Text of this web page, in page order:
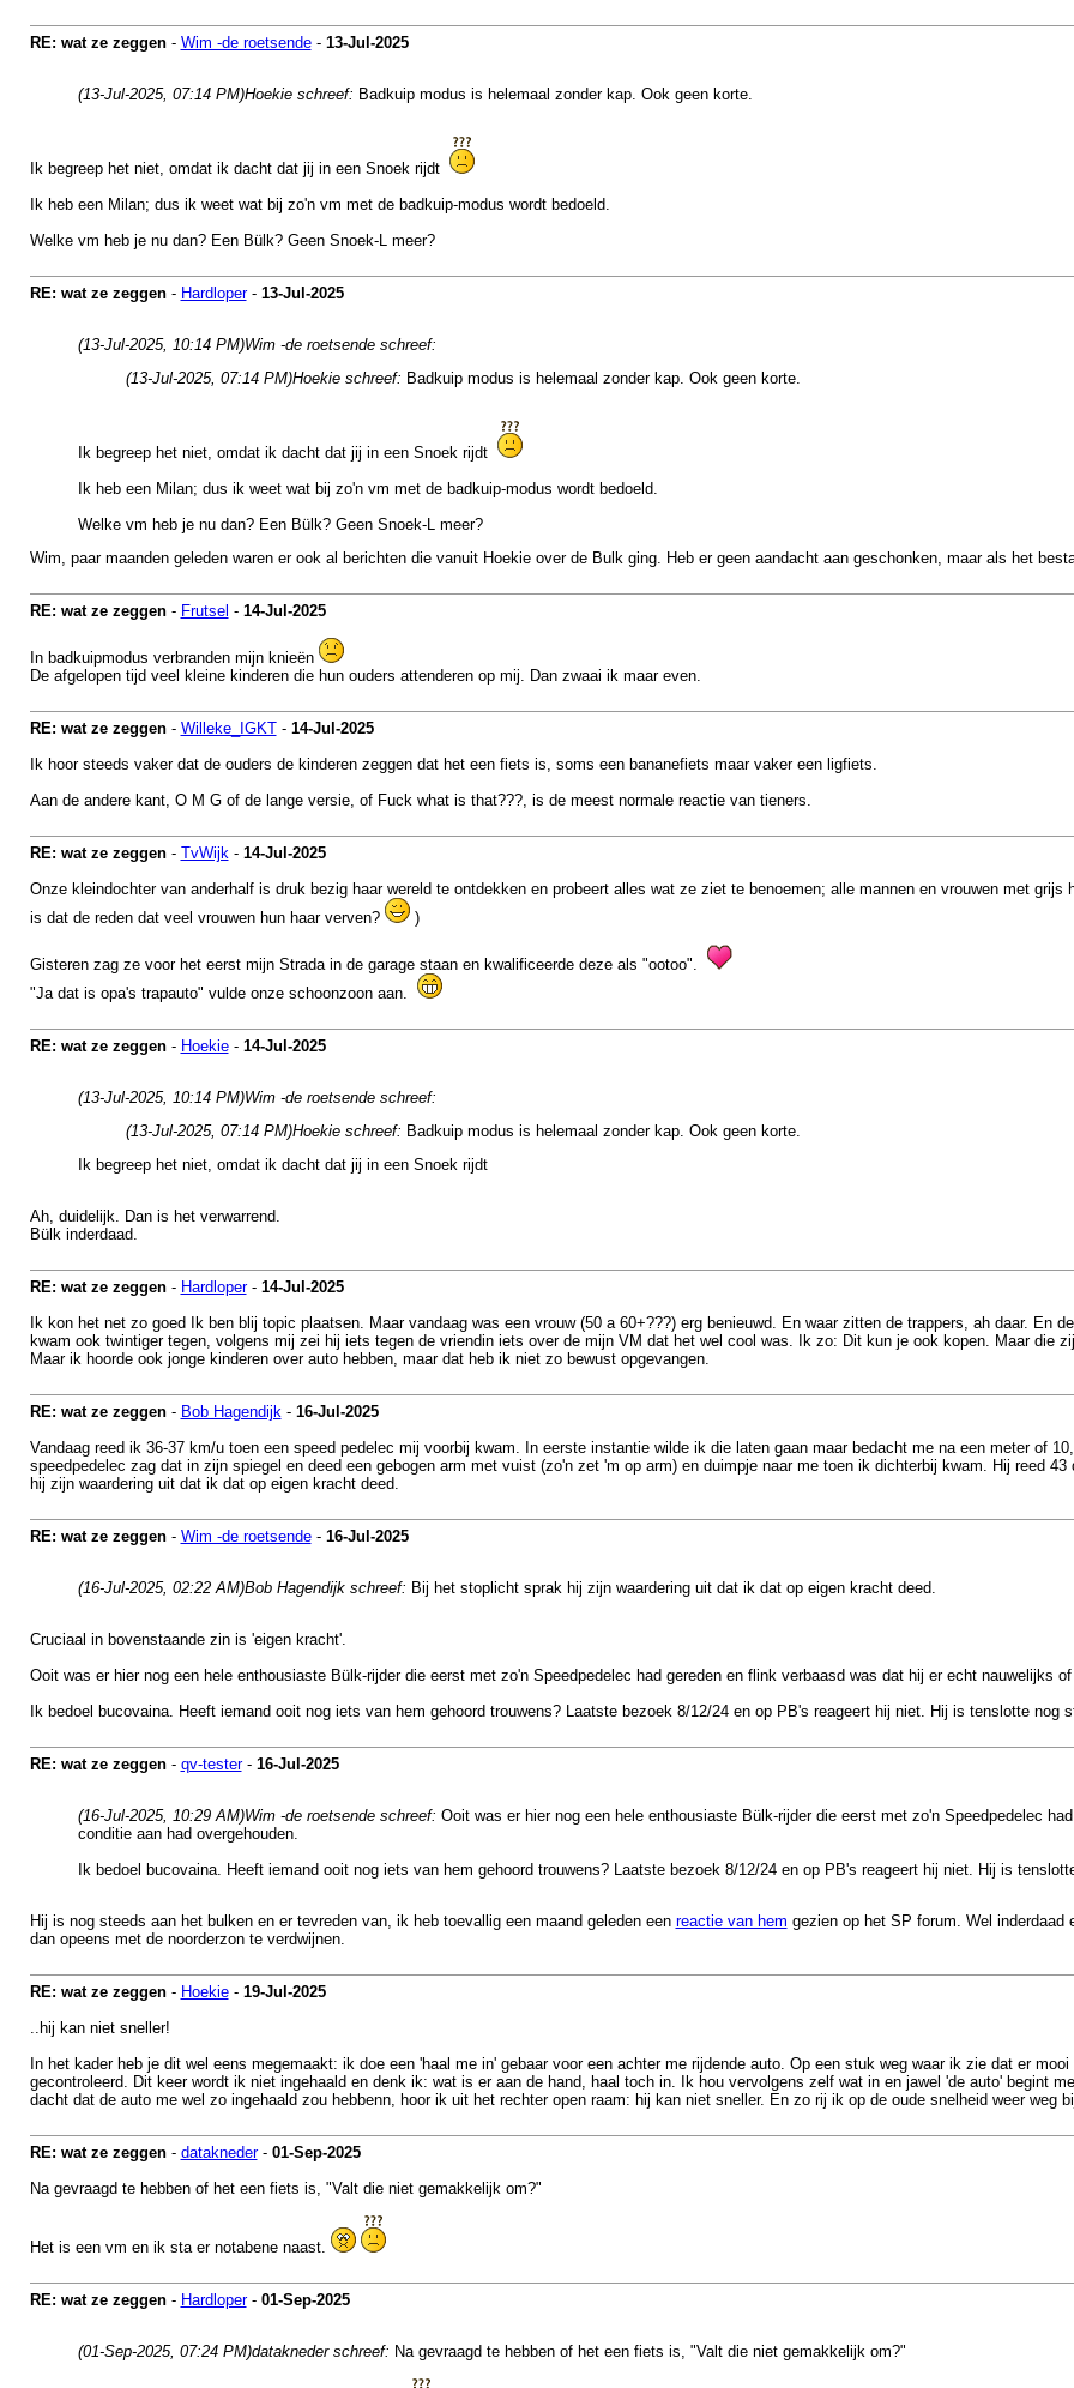
RE: wat ze zeggen- Wim -de roetsende- 13-Jul-2025
(13-Jul-2025, 07:14 PM)Hoekie schreef: Badkuip modus is helemaal zonder kap. Ook geen korte.
Ik begreep het niet, omdat ik dacht dat jij in een Snoek rijdt
Ik heb een Milan; dus ik weet wat bij zo'n vm met de badkuip-modus wordt bedoeld.
Welke vm heb je nu dan? Een Bülk? Geen Snoek-L meer?
RE: wat ze zeggen- Hardloper- 13-Jul-2025
(13-Jul-2025, 10:14 PM)Wim -de roetsende schreef:
(13-Jul-2025, 07:14 PM)Hoekie schreef: Badkuip modus is helemaal zonder kap. Ook geen korte.
Ik begreep het niet, omdat ik dacht dat jij in een Snoek rijdt
Ik heb een Milan; dus ik weet wat bij zo'n vm met de badkuip-modus wordt bedoeld.
Welke vm heb je nu dan? Een Bülk? Geen Snoek-L meer?
Wim, paar maanden geleden waren er ook al berichten die vanuit Hoekie over de Bulk ging. Heb er geen aandacht aan geschonken, maar als het
RE: wat ze zeggen- Frutsel - 14-Jul-2025
In badkuipmodus verbranden mijn knieën
De afgelopen tijd veel kleine kinderen die hun ouders attenderen op mij. Dan zwaai ik maar even.
RE: wat ze zeggen- Willeke_IGKT- 14-Jul-2025
Ik hoor steeds vaker dat de ouders de kinderen zeggen dat het een fiets is, soms een bananefiets maar vaker een ligfiets.
Aan de andere kant, O M G of de lange versie, of Fuck what is that???, is de meest normale reactie van tieners.
RE: wat ze zeggen- TvWijk- 14-Jul-2025
Onze kleindochter van anderhalf is druk bezig haar wereld te ontdekken en probeert alles wat ze ziet te benoemen; alle mannen en vrouwen met
is dat de reden dat veel vrouwen hun haar verven?
)
Gisteren zag ze voor het eerst mijn Strada in de garage staan en kwalificeerde deze als "ootoo".
"Ja dat is opa's trapauto" vulde onze schoonzoon aan.
RE: wat ze zeggen- Hoekie- 14-Jul-2025
(13-Jul-2025, 10:14 PM)Wim -de roetsende schreef:
(13-Jul-2025, 07:14 PM)Hoekie schreef: Badkuip modus is helemaal zonder kap. Ook geen korte.
Ik begreep het niet, omdat ik dacht dat jij in een Snoek rijdt
Ah, duidelijk. Dan is het verwarrend.
Bülk inderdaad.
RE: wat ze zeggen- Hardloper- 14-Jul-2025
Ik kon het net zo goed Ik ben blij topic plaatsen. Maar vandaag was een vrouw (50 a 60+???) erg benieuwd. En waar zitten de trappers, ah daar. En
kwam ook twintiger tegen, volgens mij zei hij iets tegen de vriendin iets over de mijn VM dat het wel cool was. Ik zo: Dit kun je ook kopen. Maar die
Maar ik hoorde ook jonge kinderen over auto hebben, maar dat heb ik niet zo bewust opgevangen.
RE: wat ze zeggen- Bob Hagendijk- 16-Jul-2025
Vandaag reed ik 36-37 km/u toen een speed pedelec mij voorbij kwam. In eerste instantie wilde ik die laten gaan maar bedacht me na een meter of
speedpedelec zag dat in zijn spiegel en deed een gebogen arm met vuist (zo'n zet 'm op arm) en duimpje naar me toen ik dichterbij kwam. Hij reed
hij zijn waardering uit dat ik dat op eigen kracht deed.
RE: wat ze zeggen- Wim -de roetsende- 16-Jul-2025
(16-Jul-2025, 02:22 AM)Bob Hagendijk schreef: Bij het stoplicht sprak hij zijn waardering uit dat ik dat op eigen kracht deed.
Cruciaal in bovenstaande zin is 'eigen kracht'.
Ooit was er hier nog een hele enthousiaste Bülk-rijder die eerst met zo'n Speedpedelec had gereden en flink verbaasd was dat hij er echt nauwelijks
Ik bedoel bucovaina. Heeft iemand ooit nog iets van hem gehoord trouwens? Laatste bezoek 8/12/24 en op PB's reageert hij niet. Hij is tenslotte nog
RE: wat ze zeggen- qv-tester- 16-Jul-2025
(16-Jul-2025, 10:29 AM)Wim -de roetsende schreef: Ooit was er hier nog een hele enthousiaste Bülk-rijder die eerst met zo'n Speedpedelec
conditie aan had overgehouden.
Ik bedoel bucovaina. Heeft iemand ooit nog iets van hem gehoord trouwens? Laatste bezoek 8/12/24 en op PB's reageert hij niet. Hij is
Hij is nog steeds aan het bulken en er tevreden van, ik heb toevallig een maand geleden een reactie van hem gezien op het SP forum. Wel
dan opeens met de noorderzon te verdwijnen.
RE: wat ze zeggen- Hoekie- 19-Jul-2025
..hij kan niet sneller!
In het kader heb je dit wel eens megemaakt: ik doe een 'haal me in' gebaar voor een achter me rijdende auto. Op een stuk weg waar ik zie dat er
gecontroleerd. Dit keer wordt ik niet ingehaald en denk ik: wat is er aan de hand, haal toch in. Ik hou vervolgens zelf wat in en jawel 'de auto' begint
dacht dat de auto me wel zo ingehaald zou hebbenn, hoor ik uit het rechter open raam: hij kan niet sneller. En zo rij ik op de oude snelheid weer weg
RE: wat ze zeggen- datakneder- 01-Sep-2025
Na gevraagd te hebben of het een fiets is, "Valt die niet gemakkelijk om?"
Het is een vm en ik sta er notabene naast.
RE: wat ze zeggen- Hardloper- 01-Sep-2025
(01-Sep-2025, 07:24 PM)datakneder schreef: Na gevraagd te hebben of het een fiets is, "Valt die niet gemakkelijk om?"